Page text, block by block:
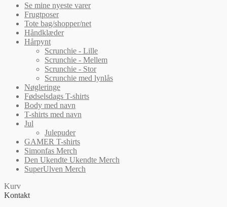
Se mine nyeste varer
Frugtposer
Tote bag/shopper/net
Håndklæder
Hårpynt
Scrunchie - Lille
Scrunchie - Mellem
Scrunchie - Stor
Scrunchie med lynlås
Nøgleringe
Fødselsdags T-shirts
Body med navn
T-shirts med navn
Jul
Julepuder
GAMER T-shirts
Simonfas Merch
Den Ukendte Ukendte Merch
SuperUlven Merch
Kurv
Kontakt